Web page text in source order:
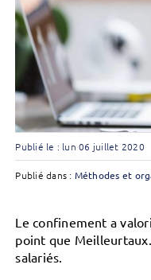
Publié le : lun 06 juillet 2020
Publié dans : Méthodes et
Le confinement a
point que
salariés.